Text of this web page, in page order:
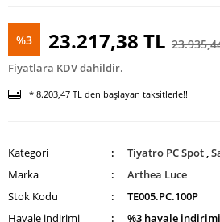
%3 23.217,38 TL
Fiyatlara KDV dahildir.
* 8.203,47 TL den başlayan taksitlerle!!
Kategori Tiyatro PC Spot ,
Marka
Arthea Luce
Stok Kodu
TE005.PC.100P
Havale indirimi
%3 havale indirimi